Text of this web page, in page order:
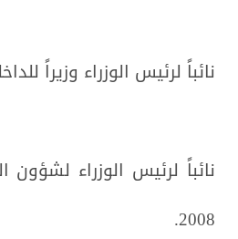
نائباً لرئيس الوزراء وزيراً
نائباً لرئيس الوزراء لشؤون
2008.